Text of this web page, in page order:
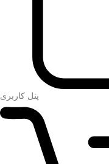
پنل کاربری